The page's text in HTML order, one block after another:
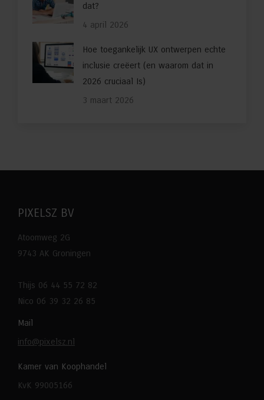
dat?
4 april 2026
Hoe toegankelijk UX ontwerpen echte
inclusie creëert (en waarom dat in
2026 cruciaal Is)
3 maart 2026
PIXELSZ BV
Atoomweg 2G
9743 AK Groningen
Thijs 06 44 55 72 82
Nico 06 39 32 26 85
Mail
info@pixelsz.nl
Kamer van Koophandel
KvK 99005166